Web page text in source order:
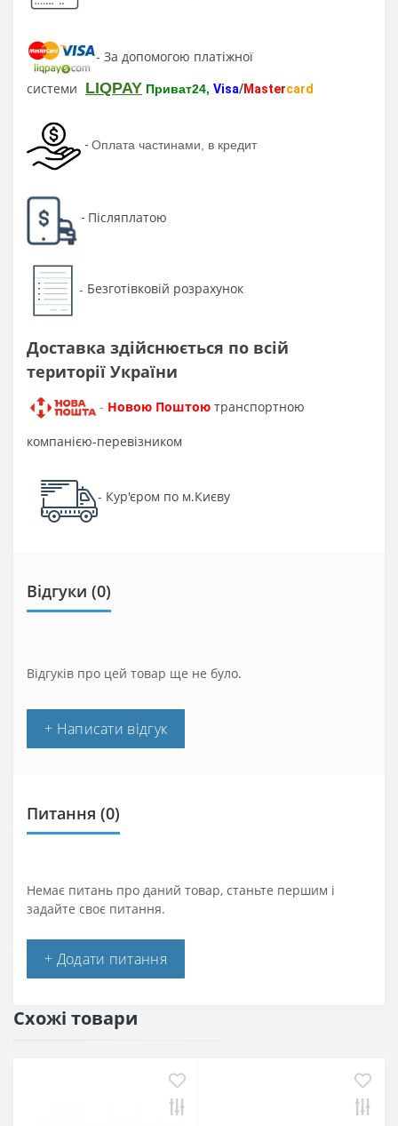
- За допомогою платіжної
системи LIQPAY Приват24, Visa/Mastercard
- Оплата частинами, в кредит
- Післяплатою
- Безготівковій розрахунок
Доставка здійснюється по всій
території України
- Новою Поштою транспортною
компанією-перевізником
- Кур'єром по м.Києву
Відгуки (0)
Відгуків про цей товар ще не було.
+ Написати відгук
Питання (0)
Немає питань про даний товар, станьте першим і
задайте своє питання.
+ Додати питання
Схожі товари